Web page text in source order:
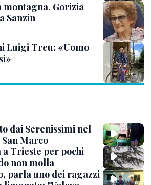
Gorizia
Sanzin
Luigi Treu: «Uomo
dai Serenissimi nel
Marco
Trieste per pochi
non molla
parla uno dei ragazzi